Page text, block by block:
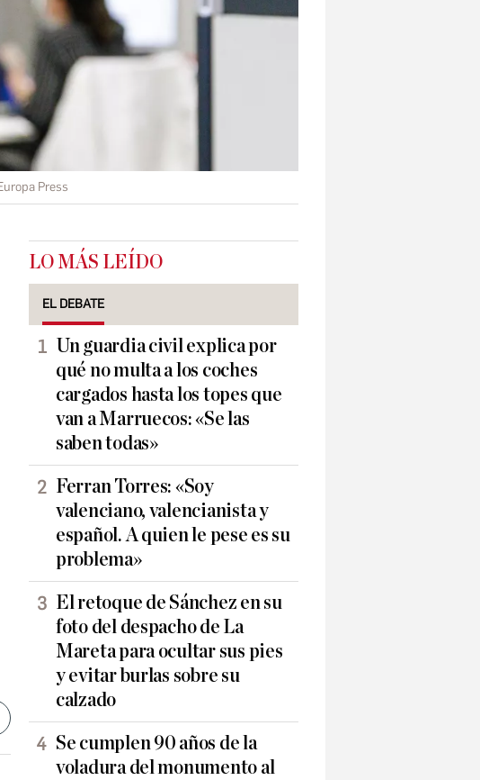
Press
LO MÁS LEÍDO
EL DEBATE
Un guardia civil explica por
qué no multa a los coches
cargados hasta los topes que
van a Marruecos: «Se las
saben todas»
Ferran Torres: «Soy
valenciano, valencianista y
español. A quien le pese es su
problema»
El retoque de Sánchez en su
foto del despacho de La
Mareta para ocultar sus pies
y evitar burlas sobre su
calzado
Se cumplen 90 años de la
voladura del monumento al